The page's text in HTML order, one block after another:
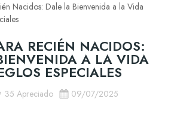
RECIÉN NACIDOS:
A LA VIDA
ESPECIALES
35 Apreciado 09/07/2025